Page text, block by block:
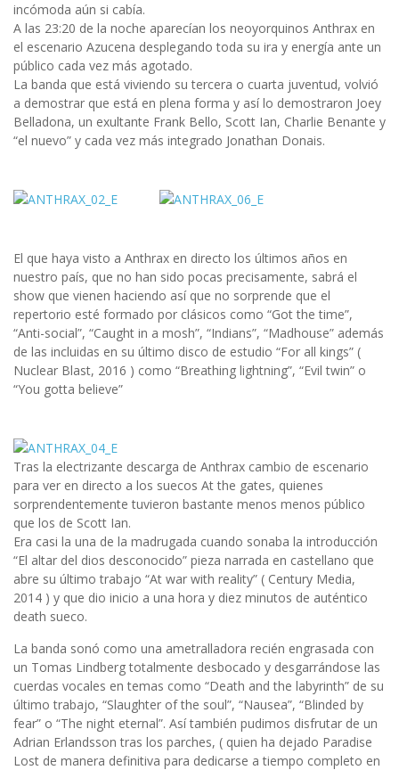
incómoda aún si cabía.
A las 23:20 de la noche aparecían los neoyorquinos Anthrax en
el escenario Azucena desplegando toda su ira y energía ante un
público cada vez más agotado.
La banda que está viviendo su tercera o cuarta juventud, volvió
a demostrar que está en plena forma y así lo demostraron Joey
Belladona, un exultante Frank Bello, Scott Ian, Charlie Benante y
“el nuevo” y cada vez más integrado Jonathan Donais.
El que haya visto a Anthrax en directo los últimos años en
nuestro país, que no han sido pocas precisamente, sabrá el
show que vienen haciendo así que no sorprende que el
repertorio esté formado por clásicos como “Got the time”,
“Anti-social”, “Caught in a mosh”, “Indians”, “Madhouse” además
de las incluidas en su último disco de estudio “For all kings” (
Nuclear Blast, 2016 ) como “Breathing lightning”, “Evil twin” o
“You gotta believe”
Tras la electrizante descarga de Anthrax cambio de escenario
para ver en directo a los suecos At the gates, quienes
sorprendentemente tuvieron bastante menos menos público
que los de Scott Ian.
Era casi la una de la madrugada cuando sonaba la introducción
“El altar del dios desconocido” pieza narrada en castellano que
abre su último trabajo “At war with reality” ( Century Media,
2014 ) y que dio inicio a una hora y diez minutos de auténtico
death sueco.
La banda sonó como una ametralladora recién engrasada con
un Tomas Lindberg totalmente desbocado y desgarrándose las
cuerdas vocales en temas como “Death and the labyrinth” de su
último trabajo, “Slaughter of the soul”, “Nausea”, “Blinded by
fear” o “The night eternal”. Así también pudimos disfrutar de un
Adrian Erlandsson tras los parches, ( quien ha dejado Paradise
Lost de manera definitiva para dedicarse a tiempo completo en